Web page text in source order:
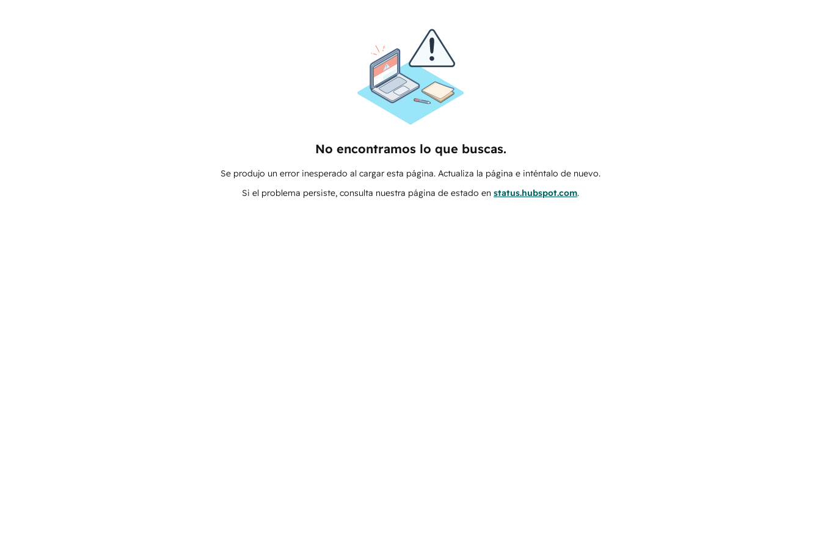
No encontramos lo que buscas.
Se produjo un error inesperado al cargar esta página. Actualiza la página e inténtalo de nuevo.
Si el problema persiste, consulta nuestra página de estado en status.hubspot.com.